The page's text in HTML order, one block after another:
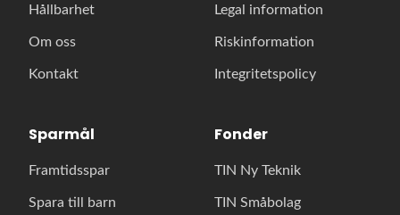
Hållbarhet
Om oss
Kontakt
Legal information
Riskinformation
Integritetspolicy
Sparmål
Framtidsspar
Spara till barn
Fonder
TIN Ny Teknik
TIN Småbolag